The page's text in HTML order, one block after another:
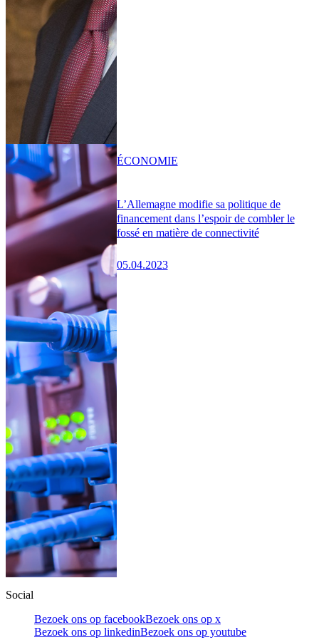
L’Allemagne modifie sa politique de
financement dans l’espoir de combler le
fossé en matière de connectivité
05.04.2023
ÉCONOMIE
Social
Bezoek ons op facebookBezoek ons op x
Bezoek ons op linkedinBezoek ons op youtube